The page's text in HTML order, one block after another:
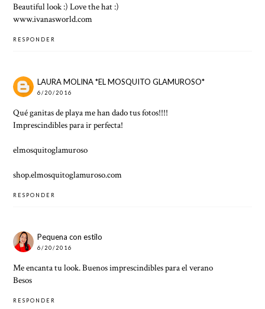
Beautiful look :) Love the hat :)
www.ivanasworld.com
RESPONDER
LAURA MOLINA *EL MOSQUITO GLAMUROSO*
6/20/2016
Qué ganitas de playa me han dado tus fotos!!!!
Imprescindibles para ir perfecta!
elmosquitoglamuroso
shop.elmosquitoglamuroso.com
RESPONDER
Pequena con estilo
6/20/2016
Me encanta tu look. Buenos imprescindibles para el verano
Besos
RESPONDER